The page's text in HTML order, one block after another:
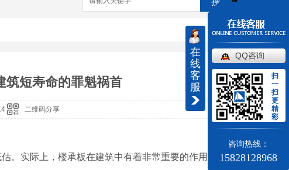
筑短寿命的罪魁祸首
二维码分享
。实际上，楼承板在建筑中有着非常重要的作用。
在
线
客
服
QQ咨询
扫
一
扫
更
精
彩
咨询热线：
15828128968